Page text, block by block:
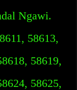
Ngawi.
58613,
58619,
58625,